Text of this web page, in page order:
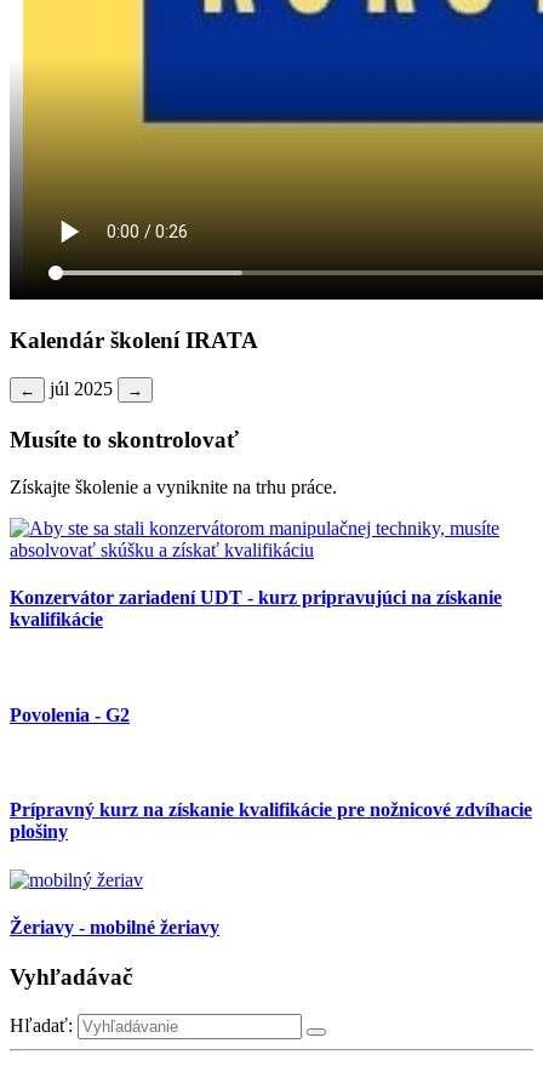
Kalendár školení IRATA
← júl 2025 →
Musíte to skontrolovať
Získajte školenie a vyniknite na trhu práce.
Konzervátor zariadení UDT - kurz pripravujúci na získanie
kvalifikácie
Povolenia - G2
Prípravný kurz na získanie kvalifikácie pre nožnicové zdvíhacie
plošiny
Žeriavy - mobilné žeriavy
Vyhľadávač
Hľadať: